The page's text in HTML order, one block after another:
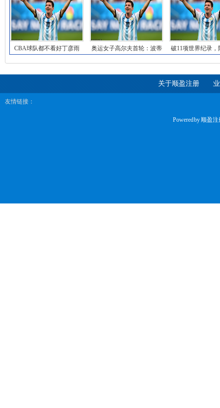
CBA球队都不看好丁彦雨
奥运女子高尔夫首轮：波蒂
破11项世界纪录，
关于顺盈注册
友情链接：
Powered by顺盈注